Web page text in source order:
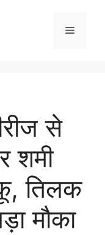
Menu
से
शमी
तिलक
मौका